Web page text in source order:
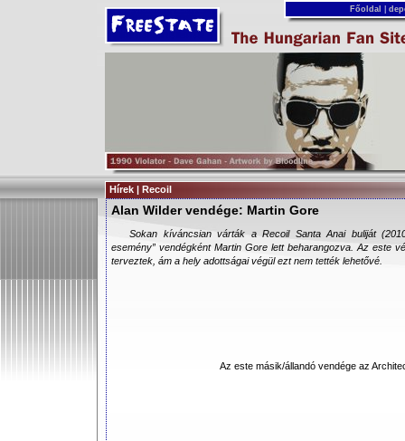
Főoldal
Hírek | Recoil
Alan Wilder vendége: Martin Gore
Sokan kíváncsian várták a Recoil Santa Anai buliját
esemény” vendégként Martin Gore lett beharangozva. Az este
terveztek, ám a hely adottságai végül ezt nem tették lehetővé.
Az este másik/állandó vendége az